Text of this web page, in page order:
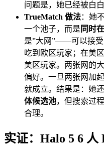
问题是，她已经被白
TrueMatch 做法：她
一个池子，而是 同时
是”大网”——可以接受
吃到欧区玩家；在美
美区玩家。两张网的
偏好。一旦两张网加
就成立。结果是：她
体候选池，但搜索过
合理。
实证：Halo 5 6 人